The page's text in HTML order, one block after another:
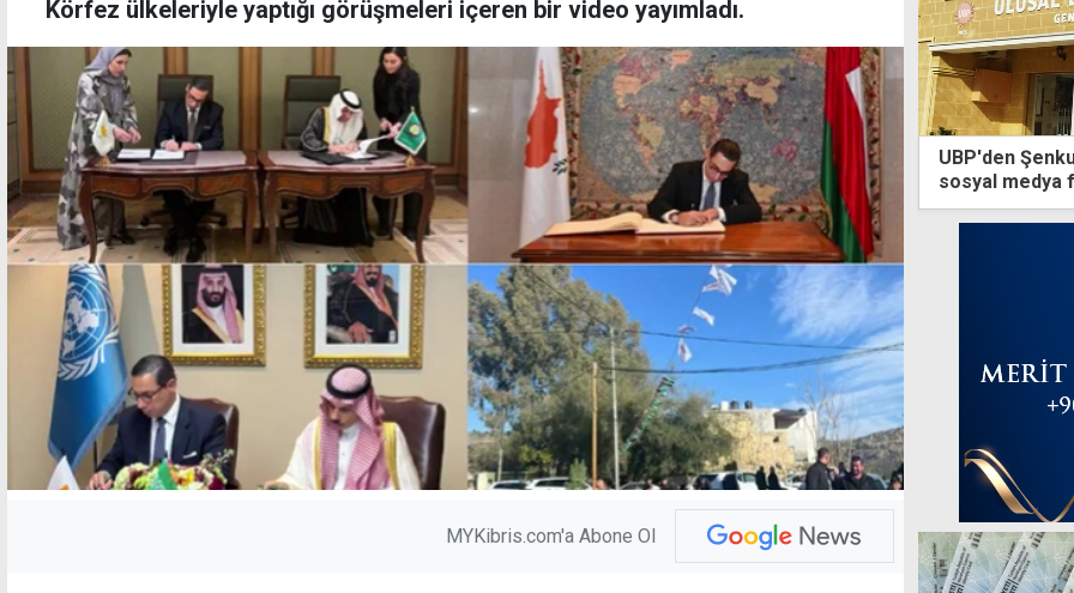
Körfez ülkeleriyle yaptığı görüşmeleri içeren bir video yayımladı.
MYKibris.com'a Abone Ol
UBP'den
sosyal medya
yönetmektir